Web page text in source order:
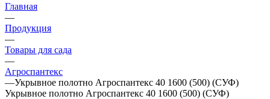
Главная
—
Продукция
—
Товары для сада
—
Агроспантекс
—Укрывное полотно Агроспантекс 40 1600 (500) (СУФ)
Укрывное полотно Агроспантекс 40 1600 (500) (СУФ)